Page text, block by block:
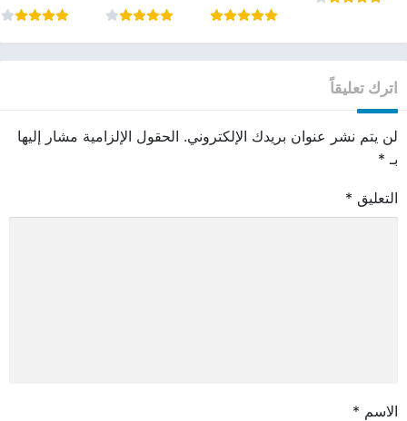
اترك تعليقاً
لن يتم نشر عنوان بريدك الإلكتروني. الحقول الإلزامية مشار إليها
بـ *
التعليق *
الاسم *